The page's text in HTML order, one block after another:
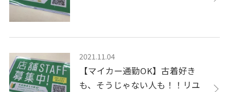
2021.11.04
【マイカー通勤OK】古着好き
も、そうじゃない人も！！リユ